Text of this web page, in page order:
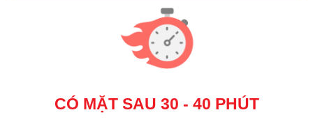
CÓ MẶT SAU 30 - 40 PHÚT